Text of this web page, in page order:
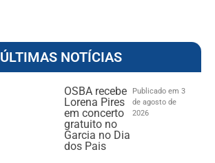
ÚLTIMAS NOTÍCIAS
OSBA recebe
Lorena Pires
em concerto
gratuito no
Garcia no Dia
dos Pais
Publicado em 3
de agosto de
2026